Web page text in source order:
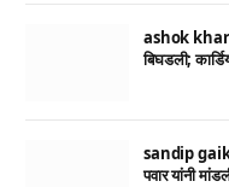
ashok
बिघडली;
sandip
पवार यांनी